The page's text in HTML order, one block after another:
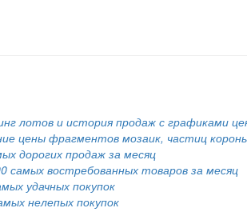
лотов и история продаж с графиками
цены фрагментов мозаик, частиц
дорогих продаж за месяц
самых востребованных товаров за месяц
удачных покупок
нелепых покупок